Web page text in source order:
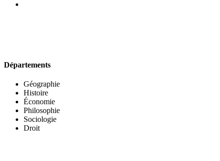
Départements
Géographie
Histoire
Économie
Philosophie
Sociologie
Droit